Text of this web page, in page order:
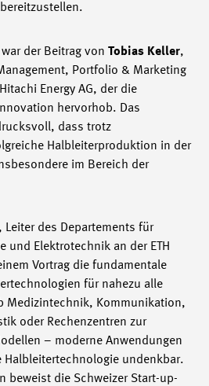
der Beitrag von Tobias Keller,
Portfolio & Marketing
Energy AG, der die
hervorhob. Das
dass trotz
Halbleiterproduktion in der
im Bereich der
, Leiter des Departements für
und Elektrotechnik an der ETH
Vortrag die fundamentale
für nahezu alle
Medizintechnik, Kommunikation,
oder Rechenzentren zur
– moderne Anwendungen
undenkbar.
beweist die Schweizer Start-up-